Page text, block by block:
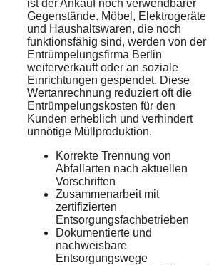
ist der Ankauf noch verwendbarer
Gegenstände. Möbel, Elektrogeräte
und Haushaltswaren, die noch
funktionsfähig sind, werden von der
Entrümpelungsfirma Berlin
weiterverkauft oder an soziale
Einrichtungen gespendet. Diese
Wertanrechnung reduziert oft die
Entrümpelungskosten für den
Kunden erheblich und verhindert
unnötige Müllproduktion.
Korrekte Trennung von
Abfallarten nach aktuellen
Vorschriften
Zusammenarbeit mit
zertifizierten
Entsorgungsfachbetrieben
Dokumentierte und
nachweisbare
Entsorgungswege